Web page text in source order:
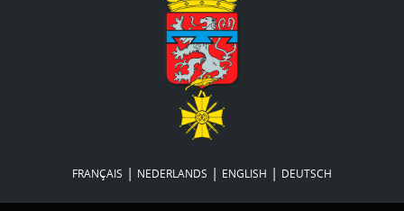
FRANÇAIS | NEDERLANDS | ENGLISH | DEUTSCH